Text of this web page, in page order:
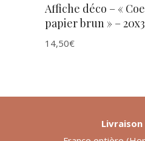
Affiche déco – «
papier brun » –
14,50€
Livraison